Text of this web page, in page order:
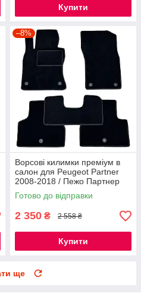
Купити
–8%
Ворсові килимки преміум в
салон для Peugeot Partner
2008-2018 / Пежо Партнер
килимки
Готово до відправки
2 350 ₴ 2 558 ₴
Купити
ще